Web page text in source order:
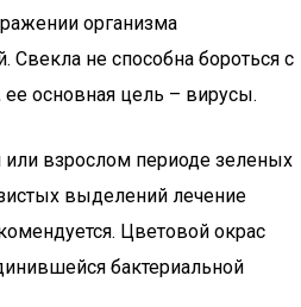
организма
Свекла не способна бороться с
основная цель – вирусы.
взрослом периоде зеленых
выделений лечение
Цветовой окрас
бактериальной